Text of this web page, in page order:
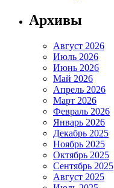
Архивы
Август 2026
Июль 2026
Июнь 2026
Май 2026
Апрель 2026
Март 2026
Февраль 2026
Январь 2026
Декабрь 2025
Ноябрь 2025
Октябрь 2025
Сентябрь 2025
Август 2025